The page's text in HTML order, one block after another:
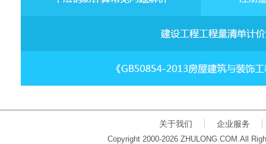
关于我们 企业服务
Copyright 2000-2026 ZHULONG.COM.All